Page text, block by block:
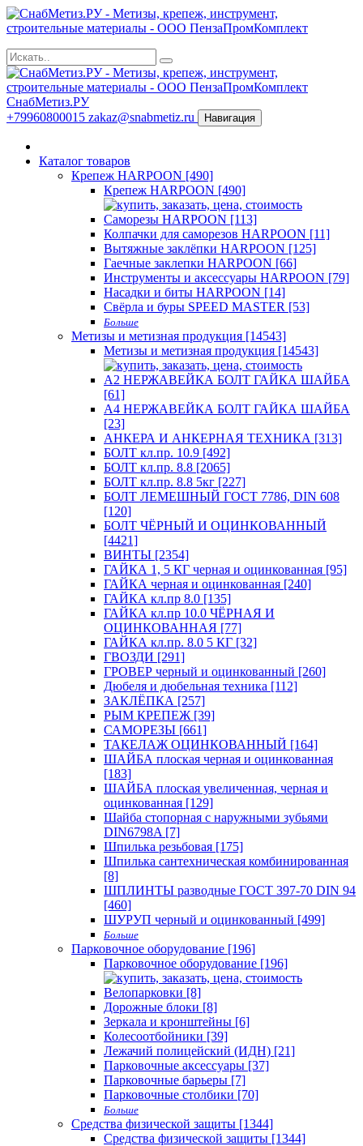
СнабМетиз.РУ
+79960800015 zakaz@snabmetiz.ru Навигация
Каталог товаров
Крепеж HARPOON [490]
Крепеж HARPOON [490]
Саморезы HARPOON [113]
Колпачки для саморезов HARPOON [11]
Вытяжные заклёпки HARPOON [125]
Гаечные заклепки HARPOON [66]
Инструменты и аксессуары HARPOON [79]
Насадки и биты HARPOON [14]
Свёрла и буры SPEED MASTER [53]
Больше
Метизы и метизная продукция [14543]
Метизы и метизная продукция [14543]
А2 НЕРЖАВЕЙКА БОЛТ ГАЙКА ШАЙБА
[61]
А4 НЕРЖАВЕЙКА БОЛТ ГАЙКА ШАЙБА
[23]
АНКЕРА И АНКЕРНАЯ ТЕХНИКА [313]
БОЛТ кл.пр. 10.9 [492]
БОЛТ кл.пр. 8.8 [2065]
БОЛТ кл.пр. 8.8 5кг [227]
БОЛТ ЛЕМЕШНЫЙ ГОСТ 7786, DIN 608
[120]
БОЛТ ЧЁРНЫЙ И ОЦИНКОВАННЫЙ
[4421]
ВИНТЫ [2354]
ГАЙКА 1, 5 КГ черная и оцинкованная [95]
ГАЙКА черная и оцинкованная [240]
ГАЙКА кл.пр 8.0 [135]
ГАЙКА кл.пр 10.0 ЧЁРНАЯ И
ОЦИНКОВАННАЯ [77]
ГАЙКА кл.пр. 8.0 5 КГ [32]
ГВОЗДИ [291]
ГРОВЕР черный и оцинкованный [260]
Дюбеля и дюбельная техника [112]
ЗАКЛЁПКА [257]
РЫМ КРЕПЕЖ [39]
САМОРЕЗЫ [661]
ТАКЕЛАЖ ОЦИНКОВАННЫЙ [164]
ШАЙБА плоская черная и оцинкованная
[183]
ШАЙБА плоская увеличенная, черная и
оцинкованная [129]
Шайба стопорная с наружными зубьями
DIN6798A [7]
Шпилька резьбовая [175]
Шпилька сантехническая комбинированная
[8]
ШПЛИНТЫ разводные ГОСТ 397-70 DIN 94
[460]
ШУРУП черный и оцинкованный [499]
Больше
Парковочное оборудование [196]
Парковочное оборудование [196]
Велопарковки [8]
Дорожные блоки [8]
Зеркала и кронштейны [6]
Колесоотбойники [39]
Лежачий полицейский (ИДН) [21]
Парковочные аксессуары [37]
Парковочные барьеры [7]
Парковочные столбики [70]
Больше
Средства физической защиты [1344]
Средства физической защиты [1344]